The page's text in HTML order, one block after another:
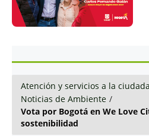
Atención y servicios a la
Noticias de Ambiente /
Vota por Bogotá en We Love
sostenibilidad